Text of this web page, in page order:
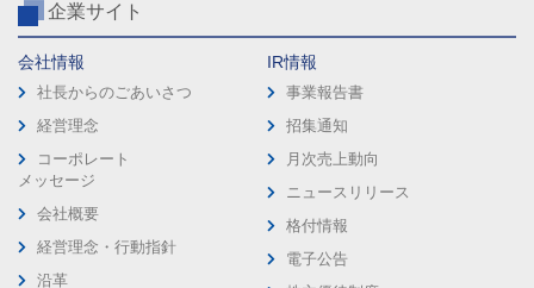
企業サイト
会社情報
社長からのごあいさつ
経営理念
コーポレート
メッセージ
会社概要
経営理念・行動指針
沿革
IR情報
事業報告書
招集通知
月次売上動向
ニュースリリース
格付情報
電子公告